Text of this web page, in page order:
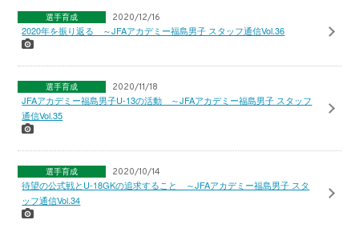
選手育成 2020/12/16
2020年を振り返る ～JFAアカデミー福島男子 スタッフ通信Vol.36
選手育成 2020/11/18
JFAアカデミー福島男子U-13の活動 ～JFAアカデミー福島男子 スタッフ
通信Vol.35
選手育成 2020/10/14
待望の公式戦とU-18GKの追求すること ～JFAアカデミー福島男子 スタ
ッフ通信Vol.34